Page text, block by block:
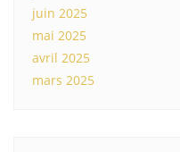
juin 2025
mai 2025
avril 2025
mars 2025